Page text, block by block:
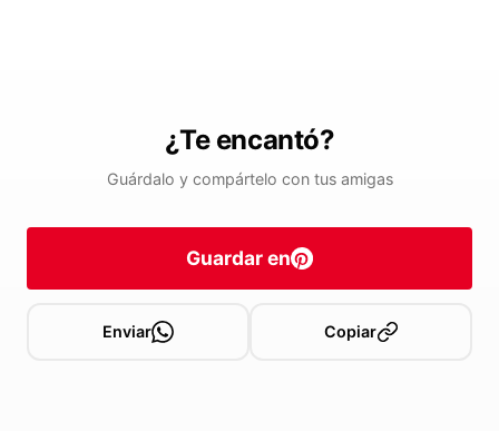
¿Te encantó?
Guárdalo y compártelo con tus amigas
Guardar en
Enviar Copiar